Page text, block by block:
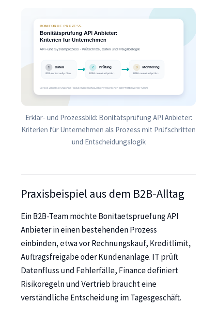
Erklär- und Prozessbild: Bonitätsprüfung API Anbieter:
Kriterien für Unternehmen als Prozess mit Prüfschritten
und Entscheidungslogik
Praxisbeispiel aus dem B2B-Alltag
Ein B2B-Team möchte Bonitaetspruefung API
Anbieter in einen bestehenden Prozess
einbinden, etwa vor Rechnungskauf, Kreditlimit,
Auftragsfreigabe oder Kundenanlage. IT prüft
Datenfluss und Fehlerfälle, Finance definiert
Risikoregeln und Vertrieb braucht eine
verständliche Entscheidung im Tagesgeschäft.